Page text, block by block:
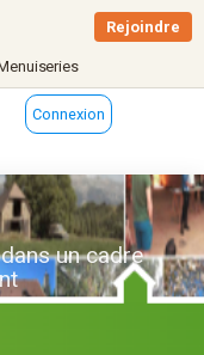
Rejoindre
Connexion
un cadre